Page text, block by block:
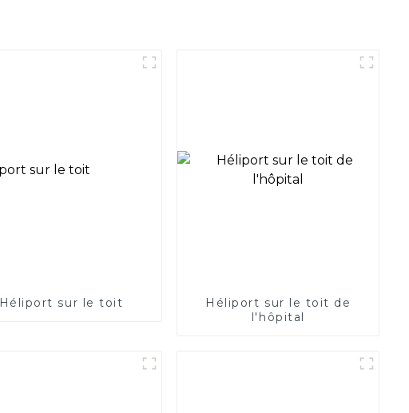
Héliport sur le toit
Héliport sur le toit de
l'hôpital